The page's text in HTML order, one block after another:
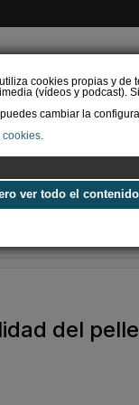
cookies propias y
(vídeos y podcast).
cambiar la
ver todo el
RENOVABLES
URSA instala
fotovoltaica en sus
fábricas de XPS y
del